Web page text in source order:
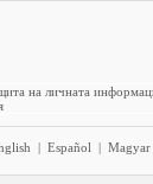
на личната
| Español | Magyar